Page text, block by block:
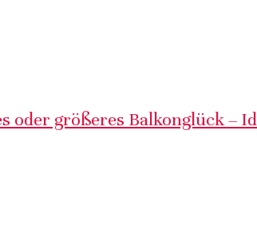
oder größeres Balkonglück –